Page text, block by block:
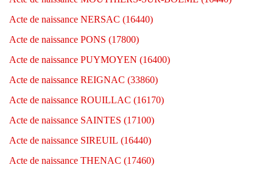
Acte de naissance NERSAC (16440)
Acte de naissance PONS (17800)
Acte de naissance PUYMOYEN (16400)
Acte de naissance REIGNAC (33860)
Acte de naissance ROUILLAC (16170)
Acte de naissance SAINTES (17100)
Acte de naissance SIREUIL (16440)
Acte de naissance THENAC (17460)